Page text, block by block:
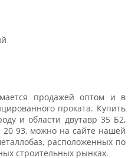
продажей оптом и в
проката. Купить
и области двутавр 35 Б2,
93, можно на сайте нашей
расположенных по
строительных рынках.